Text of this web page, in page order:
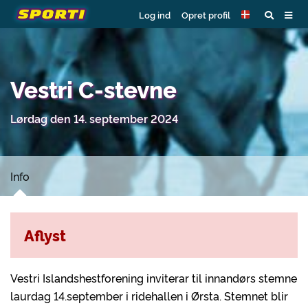
Log ind Opret profil
Vestri C-stevne
Lørdag den 14. september 2024
Info
Vestri Islandshestforening inviterar til innandørs stemne
laurdag 14.september i ridehallen i Ørsta. Stemnet blir
Aflyst